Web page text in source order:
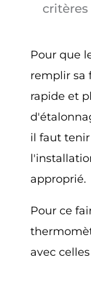
Pour que
remplir sa
rapide et
il faut
approprié.
Pour ce
avec